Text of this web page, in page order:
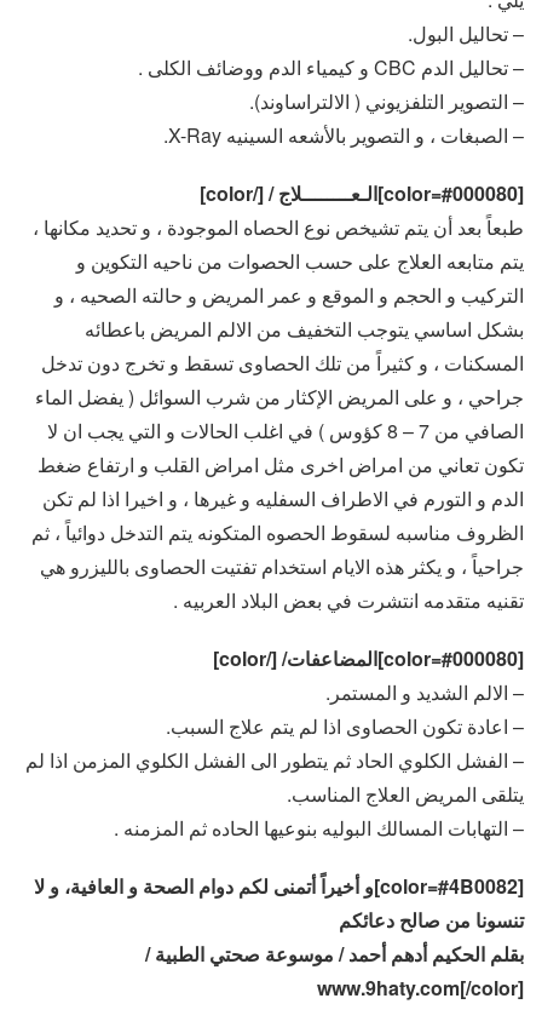
– تحاليل البول.
– تحاليل الدم CBC و كيمياء الدم ووضائف الكلى .
– التصوير التلفزيوني ( الالتراساوند).
– الصبغات ، و التصوير بالأشعه السينيه X-Ray.
[color=#000080]الـعــــــــلاج / [/color]
طبعاً بعد أن يتم تشيخص نوع الحصاه الموجودة ، و تحديد مكانها ،
يتم متابعه العلاج على حسب الحصوات من ناحيه التكوين و
التركيب و الحجم و الموقع و عمر المريض و حالته الصحيه ، و
بشكل اساسي يتوجب التخفيف من الالم المريض باعطائه
المسكنات ، و كثيراً من تلك الحصاوى تسقط و تخرج دون تدخل
جراحي ، و على المريض الإكثار من شرب السوائل ( يفضل الماء
الصافي من 7 – 8 كؤوس ) في اغلب الحالات و التي يجب ان لا
تكون تعاني من امراض اخرى مثل امراض القلب و ارتفاع ضغط
الدم و التورم في الاطراف السفليه و غيرها ، و اخيرا اذا لم تكن
الظروف مناسبه لسقوط الحصوه المتكونه يتم التدخل دوائياً ، ثم
جراحياً ، و يكثر هذه الايام استخدام تفتيت الحصاوى بالليزرو هي
تقنيه متقدمه انتشرت في بعض البلاد العربيه .
[color=#000080]المضاعفات/ [/color]
– الالم الشديد و المستمر.
– اعادة تكون الحصاوى اذا لم يتم علاج السبب.
– الفشل الكلوي الحاد ثم يتطور الى الفشل الكلوي المزمن اذا لم
يتلقى المريض العلاج المناسب.
– التهابات المسالك البوليه بنوعيها الحاده ثم المزمنه .
[color=#4B0082]و أخيراً أتمنى لكم دوام الصحة و العافية، و لا
تنسونا من صالح دعائكم
بقلم الحكيم أدهم أحمد / موسوعة صحتي الطبية /
www.9haty.com[/color]